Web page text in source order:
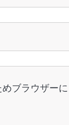
ブラウザー